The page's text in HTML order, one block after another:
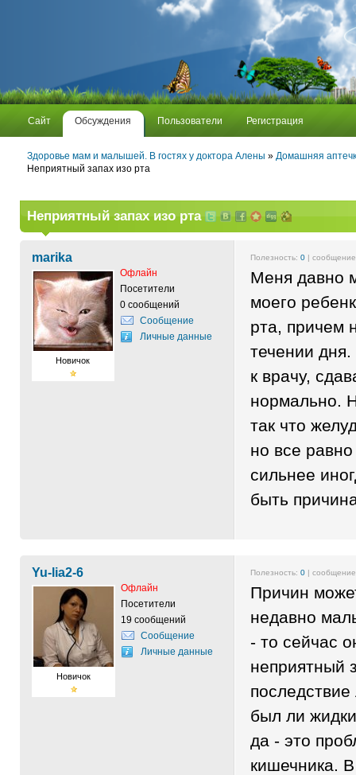
Сайт Обсуждения Пользователи Регистрация
Здоровье мам и малышей. В гостях у доктора Алены » Домашняя
Неприятный запах изо рта
Неприятный запах изо рта
marika
Новичок
Офлайн
Посетители
0 сообщений
Сообщение
Личные данные
Полезность: 0 |
Меня давно
моего
рта, причем
течении
к врачу,
нормально.
так что
но все
сильнее
быть
Yu-lia2-6
Новичок
Офлайн
Посетители
19 сообщений
Сообщение
Личные данные
Полезность: 0 |
Причин
недавно
- то сейчас
неприятный
был ли
да - это
кишечника.